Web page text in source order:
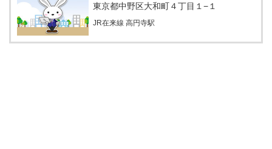
東京都中野区大和町４丁目１−１
JR在来線 高円寺駅